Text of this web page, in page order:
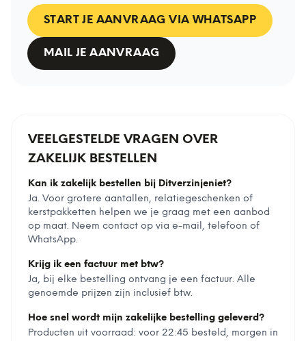
START JE AANVRAAG VIA WHATSAPP
MAIL JE AANVRAAG
VEELGESTELDE VRAGEN OVER
ZAKELIJK BESTELLEN
Kan ik zakelijk bestellen bij Ditverzinjeniet?
Ja. Voor grotere aantallen, relatiegeschenken of
kerstpakketten helpen we je graag met een aanbod
op maat. Neem contact op via e-mail, telefoon of
WhatsApp.
Krijg ik een factuur met btw?
Ja, bij elke bestelling ontvang je een factuur. Alle
genoemde prijzen zijn inclusief btw.
Hoe snel wordt mijn zakelijke bestelling geleverd?
Producten uit voorraad: voor 22:45 besteld, morgen in